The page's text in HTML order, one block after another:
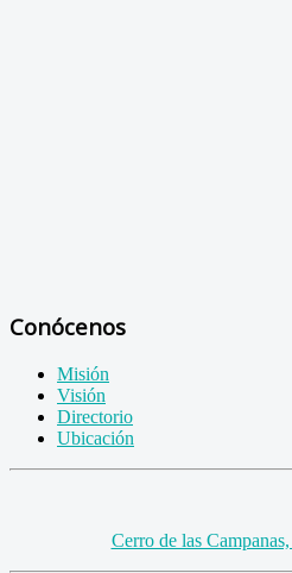
Conócenos
Misión
Visión
Directorio
Ubicación
Cerro de las